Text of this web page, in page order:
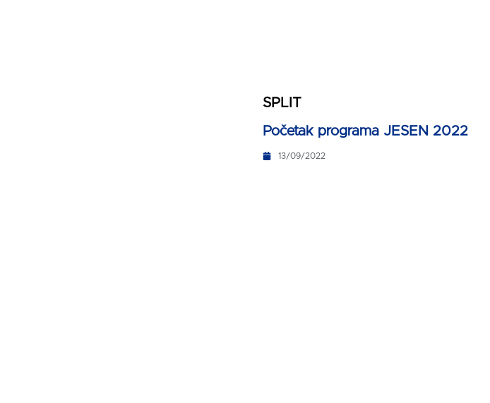
SPLIT
Početak programa JESEN 2022
13/09/2022